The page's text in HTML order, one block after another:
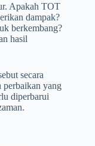
Apakah TOT
dampak?
berkembang?
hasil
secara
perbaikan yang
diperbarui